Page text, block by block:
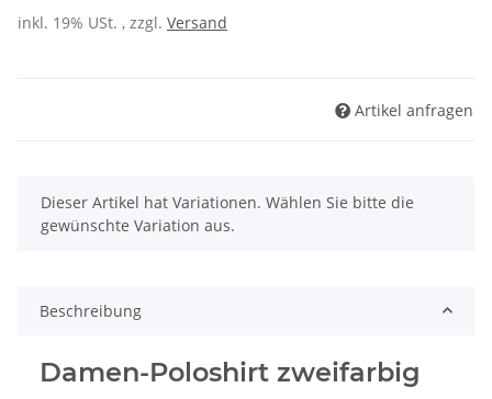
inkl. 19% USt. , zzgl. Versand
Artikel anfragen
x
Dieser Artikel hat Variationen. Wählen Sie bitte die
gewünschte Variation aus.
Beschreibung
Damen-Poloshirt zweifarbig